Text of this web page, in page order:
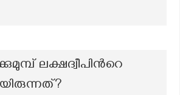
ലക്ഷദ്വീപിന്‍റെ